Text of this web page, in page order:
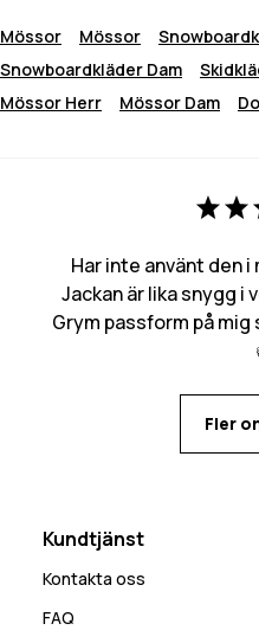
Mössor Mössor
Snowboardkläder Dam
Mössor Herr
Mössor Dam
Har inte använt den
Jackan är lika snygg i
Grym passform på mig
Fler
Kundtjänst
Kontakta oss
FAQ